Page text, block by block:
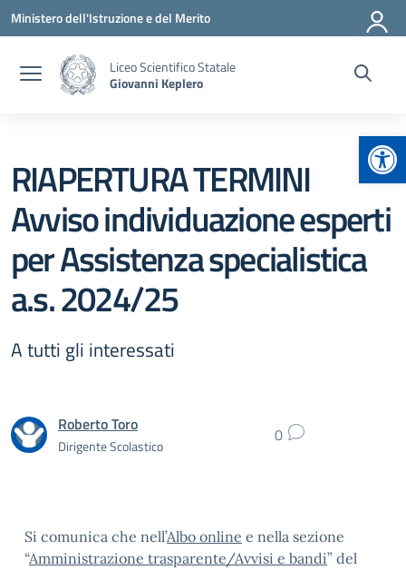
Vai ai contenuti
Vai al menu di navigazione
Vai al footer
Ministero dell'Istruzione e del Merito
Liceo Scientifico Statale
Giovanni Keplero
RIAPERTURA TERMINI
Avviso individuazione esperti
per Assistenza specialistica
a.s. 2024/25
A tutti gli interessati
Roberto Toro
Dirigente Scolastico 0
Si comunica che nell’Albo online e nella sezione
“Amministrazione trasparente/Avvisi e bandi” del